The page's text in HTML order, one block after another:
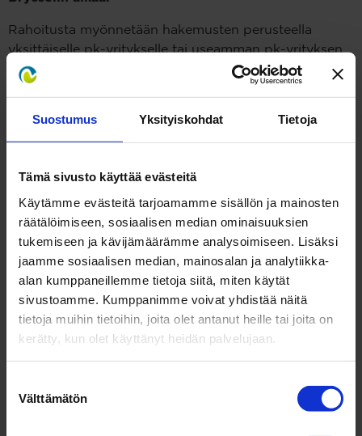
Suostumus Yksityiskohdat Tietoja
Tämä sivusto käyttää evästeitä
Käytämme evästeitä tarjoamamme sisällön ja mainosten
räätälöimiseen, sosiaalisen median ominaisuuksien
tukemiseen ja kävijämäärämme analysoimiseen. Lisäksi
jaamme sosiaalisen median, mainosalan ja analytiikka-
alan kumppaneillemme tietoja siitä, miten käytät
sivustoamme. Kumppanimme voivat yhdistää näitä
tietoja muihin tietoihin, joita olet antanut heille tai joita on
kerätty, kun olet käyttänyt heidän palvelujaan.
valinta
Välttämätön
Rahoitusta myönnetään hakemusten perusteella
yksittäiselle pk-yritykselle tai useamman pk-yrityksen
muodostamille yhteenliittymille. Yksittäinen yritys voi
saada tukea enintään 60 000 €. Hanke tarjoaa
sekä verkostoja.
rahoitushakua. Hakujen teemoina ovat
talousjabiotalous.
Lisätietoa:
Hankkeen verkkosivutwww.digicirc.eu
Projektipäällikkö Seppo Ahola, Kemin Digipolis
Oy,seppo.ahola@digipolis.fi , puh. 0400 249 620
Viimeisimmät Uutiset